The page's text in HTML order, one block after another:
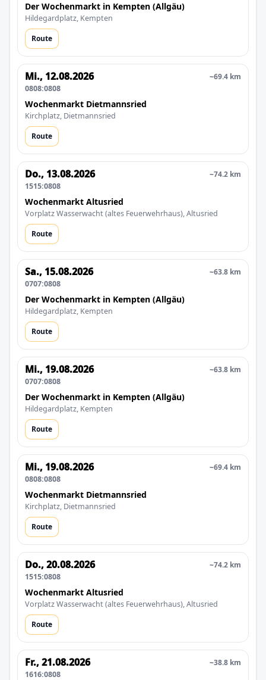
Der Wochenmarkt in Kempten (Allgäu)
Hildegardplatz, Kempten
Route
Mi., 12.08.2026
0808:0808
~69.4 km
Wochenmarkt Dietmannsried
Kirchplatz, Dietmannsried
Route
Do., 13.08.2026
1515:0808
~74.2 km
Wochenmarkt Altusried
Vorplatz Wasserwacht (altes Feuerwehrhaus), Altusried
Route
Sa., 15.08.2026
0707:0808
~63.8 km
Der Wochenmarkt in Kempten (Allgäu)
Hildegardplatz, Kempten
Route
Mi., 19.08.2026
0707:0808
~63.8 km
Der Wochenmarkt in Kempten (Allgäu)
Hildegardplatz, Kempten
Route
Mi., 19.08.2026
0808:0808
~69.4 km
Wochenmarkt Dietmannsried
Kirchplatz, Dietmannsried
Route
Do., 20.08.2026
1515:0808
~74.2 km
Wochenmarkt Altusried
Vorplatz Wasserwacht (altes Feuerwehrhaus), Altusried
Route
Fr., 21.08.2026
1616:0808
~38.8 km